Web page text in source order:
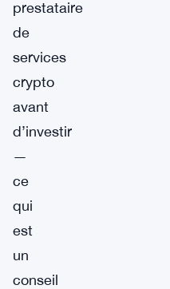
prestataire
de
services
crypto
avant
d’investir
—
ce
qui
est
un
conseil